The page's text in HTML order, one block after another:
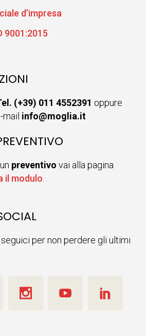
d’impresa
9001:2015
(+39) 011 4552391 oppure
info@moglia.it
preventivo vai alla pagina
il modulo.
per non perdere gli ultimi